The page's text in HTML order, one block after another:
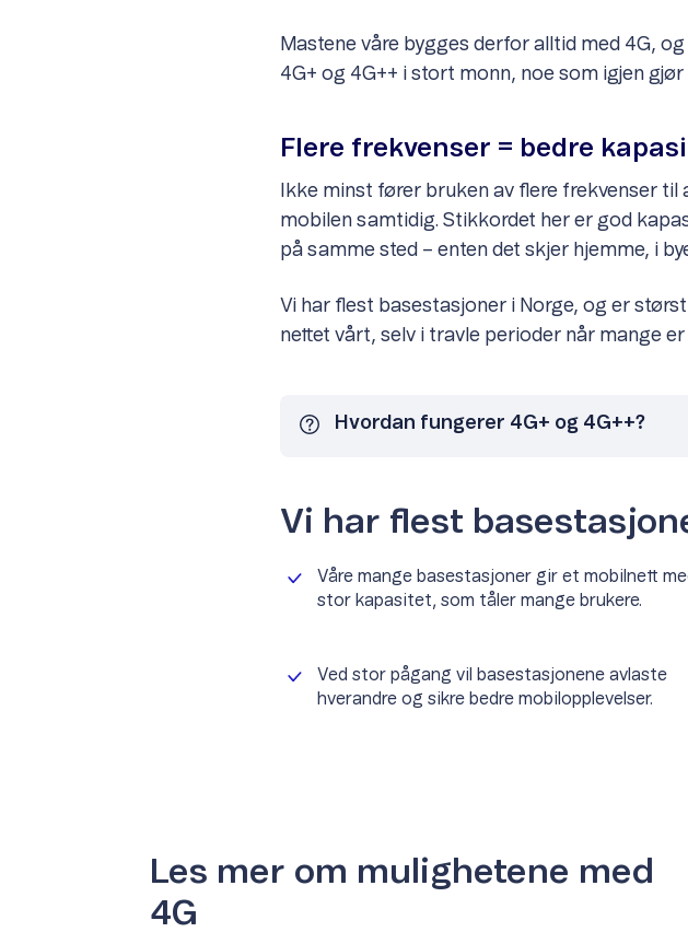
Mastene våre bygges derfor alltid med 4G,
4G+ og 4G++ i stort monn, noe som igjen
Flere frekvenser = bedre
Ikke minst fører bruken av flere frekvenser
mobilen samtidig. Stikkordet her er god
på samme sted – enten det skjer hjemme, i
Vi har flest basestasjoner i Norge, og er
nettet vårt, selv i travle perioder når mange
Hvordan fungerer 4G+ og 4G++?
Vi har flest
Våre mange basestasjoner gir et mobilnett
stor kapasitet, som tåler mange brukere.
Ved stor pågang vil basestasjonene avlaste
hverandre og sikre bedre mobilopplevelser.
Les mer om mulighetene med
4G